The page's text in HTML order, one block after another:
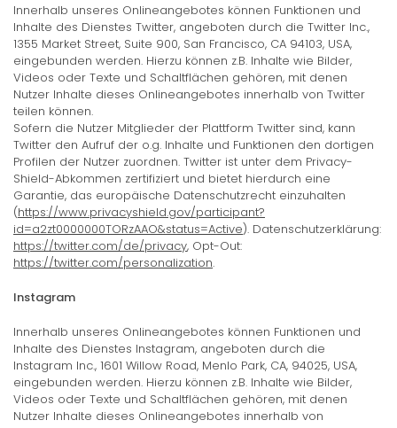
Innerhalb unseres Onlineangebotes können Funktionen und
Inhalte des Dienstes Twitter, angeboten durch die Twitter Inc.,
1355 Market Street, Suite 900, San Francisco, CA 94103, USA,
eingebunden werden. Hierzu können z.B. Inhalte wie Bilder,
Videos oder Texte und Schaltflächen gehören, mit denen
Nutzer Inhalte dieses Onlineangebotes innerhalb von Twitter
teilen können.
Sofern die Nutzer Mitglieder der Plattform Twitter sind, kann
Twitter den Aufruf der o.g. Inhalte und Funktionen den dortigen
Profilen der Nutzer zuordnen. Twitter ist unter dem Privacy-
Shield-Abkommen zertifiziert und bietet hierdurch eine
Garantie, das europäische Datenschutzrecht einzuhalten
(https://www.privacyshield.gov/participant?
id=a2zt0000000TORzAAO&status=Active). Datenschutzerklärung:
https://twitter.com/de/privacy, Opt-Out:
https://twitter.com/personalization.
Instagram
Innerhalb unseres Onlineangebotes können Funktionen und
Inhalte des Dienstes Instagram, angeboten durch die
Instagram Inc., 1601 Willow Road, Menlo Park, CA, 94025, USA,
eingebunden werden. Hierzu können z.B. Inhalte wie Bilder,
Videos oder Texte und Schaltflächen gehören, mit denen
Nutzer Inhalte dieses Onlineangebotes innerhalb von